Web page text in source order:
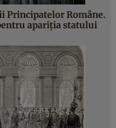
Principatelor Române.
apariția statului